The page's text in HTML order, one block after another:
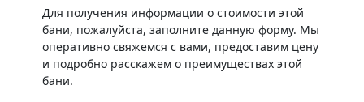
Для получения информации о стоимости этой
бани, пожалуйста, заполните данную форму. Мы
оперативно свяжемся с вами, предоставим цену
и подробно расскажем о преимуществах этой
бани.